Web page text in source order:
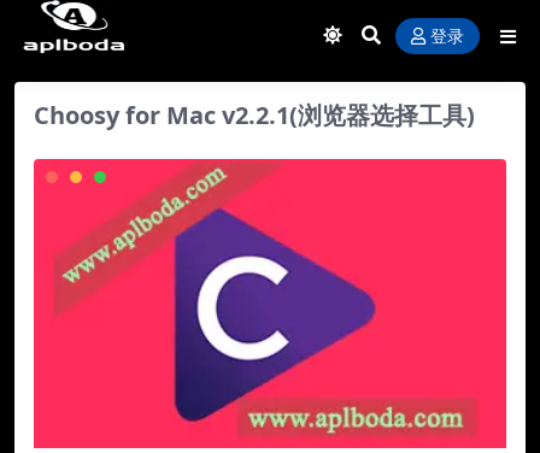
登录
Choosy for Mac v2.2.1(浏览器选择工具)